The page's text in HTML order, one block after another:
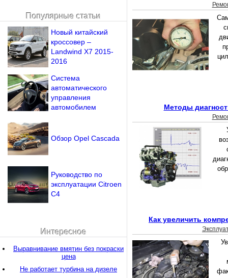
Методы
Как увеличить
Напомнить пароль?
Популярные статьи
Новый китайский
кроссовер –
Landwind X7 2015-
2016
Система
автоматического
управления
автомобилем
Обзор Opel Cascada
Руководство по
эксплуатации Сitroen
С4
Интересное
Выравнивание вмятин без покраски
цена
Не работает турбина на дизеле